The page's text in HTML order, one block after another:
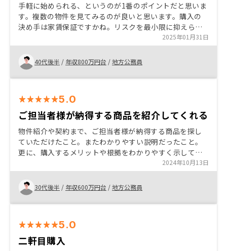
手軽に始められる、というのが1番のポイントだと思いま
す。複数の物件を見てみるのが良いと思います。購入の
決め手は家賃保証ですかね。リスクを最小限に抑えられ
るというところに惹かれました。初めての不動産投資で
も不安なく初められました。 手軽さばかり売りにしてい
て、リスクの説明が少ないと感じた。
2025年01月31日
40代後半 / 年収800万円台 /地方公務員
5.0
ご担当者様が納得する商品を紹介してくれる
物件紹介や契約まで、ご担当者様が納得する商品を探し
ていただけたこと。またわかりやすい説明だったこと。
更に、購入するメリットや根拠をわかりやすく示してい
ったと感じて購入を決めた。 重要な説明や、入出金の時
期や内容については言葉だけのやりとりだけでなく、経
過と予定、詳細内容等文字化したものをいただけるとい
いかなと感じた。
2024年10月13日
30代後半 / 年収600万円台 /地方公務員
5.0
二軒目購入